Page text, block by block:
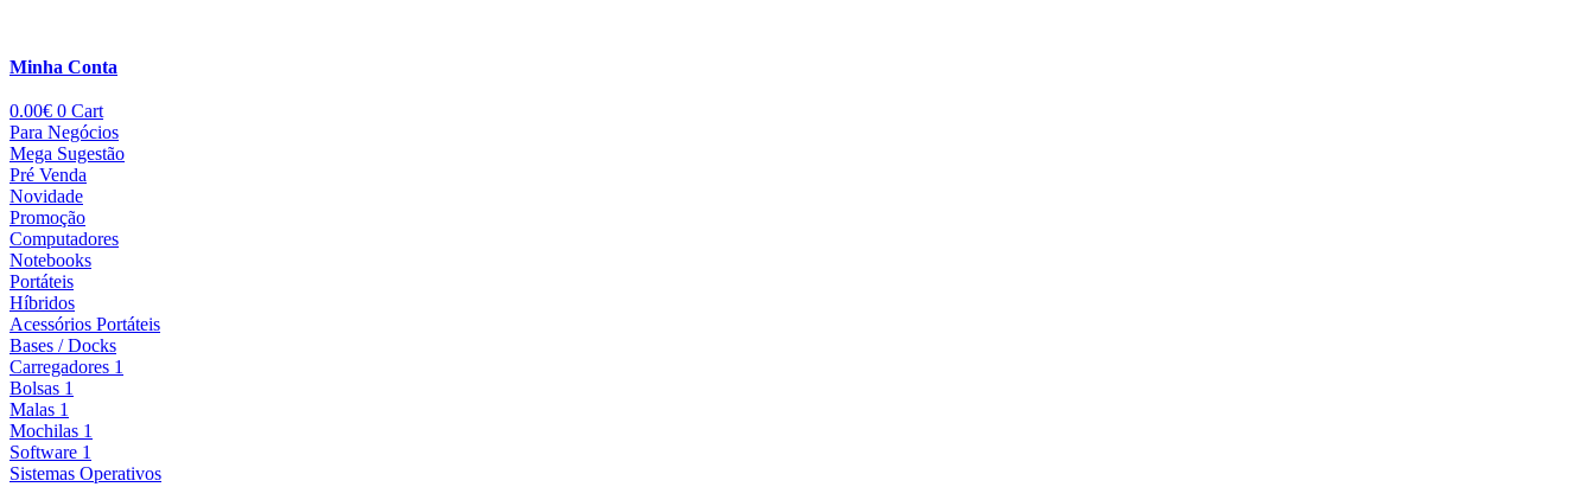
Minha Conta
0.00€ 0 Cart
Para Negócios
Mega Sugestão
Pré Venda
Novidade
Promoção
Computadores
Notebooks
Portáteis
Híbridos
Acessórios Portáteis
Bases / Docks
Carregadores 1
Bolsas 1
Malas 1
Mochilas 1
Software 1
Sistemas Operativos